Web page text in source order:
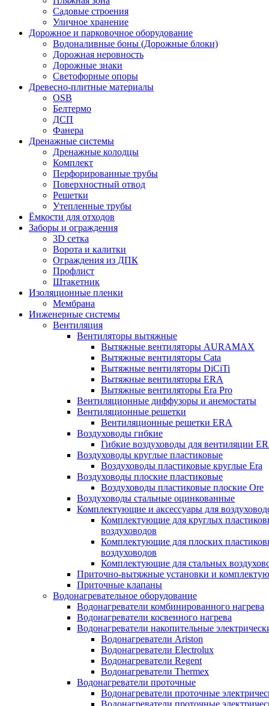
Садовые строения
Уличное хранение
Дорожное и парковочное оборудование
Водоналивные боны (Дорожные блоки)
Дорожная неровность
Дорожные знаки
Светофорные опоры
Древесно-плитные материалы
OSB
Белтермо
ДСП
Фанера
Дренажные системы
Дренажные колодцы
Комплект
Перфорированные трубы
Поверхностный отвод
Решетки
Утепленные трубы
Ёмкости для отходов
Заборы и ограждения
3D сетка
Ворота и калитки
Ограждения из ДПК
Профлист
Штакетник
Изоляционные пленки
Мембрана
Инженерные системы
Вентиляция
Вентиляторы вытяжные
Вытяжные вентиляторы AURAMAX
Вытяжные вентиляторы Cata
Вытяжные вентиляторы DiCiTi
Вытяжные вентиляторы ERA
Вытяжные вентиляторы Era Pro
Вентиляционные диффузоры и анемостаты
Вентиляционные решетки
Вентиляционные решетки ERA
Воздуховоды гибкие
Гибкие воздуховоды для вентиляции
Воздуховоды круглые пластиковые
Воздуховоды пластиковые круглые Era
Воздуховоды плоские пластиковые
Воздуховоды пластиковые плоские Ore
Воздуховоды стальные оцинкованные
Комплектующие и аксессуары для
Комплектующие для круглых
воздуховодов
Комплектующие для плоских
воздуховодов
Комплектующие для стальных
Приточно-вытяжные установки и
Приточные клапаны
Водонагревательное оборудование
Водонагреватели комбинированного нагрева
Водонагреватели косвенного нагрева
Водонагреватели накопительные
Водонагреватели Ariston
Водонагреватели Electrolux
Водонагреватели Regent
Водонагреватели Thermex
Водонагреватели проточные
Водонагреватели проточные